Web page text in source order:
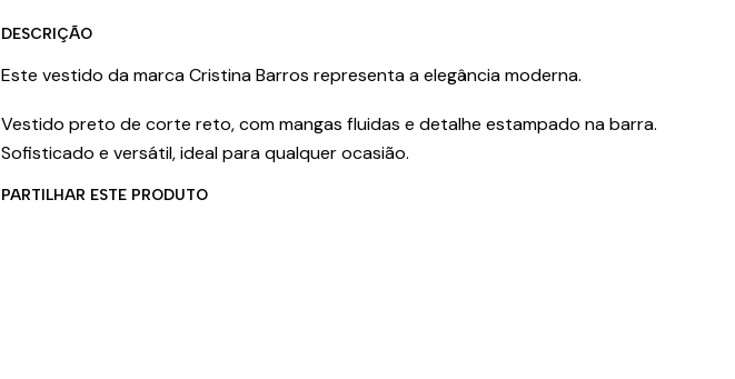
DESCRIÇÃO
Este vestido da marca Cristina Barros representa a elegância moderna.
Vestido preto de corte reto, com mangas fluidas e detalhe estampado na barra.
Sofisticado e versátil, ideal para qualquer ocasião.
PARTILHAR ESTE PRODUTO